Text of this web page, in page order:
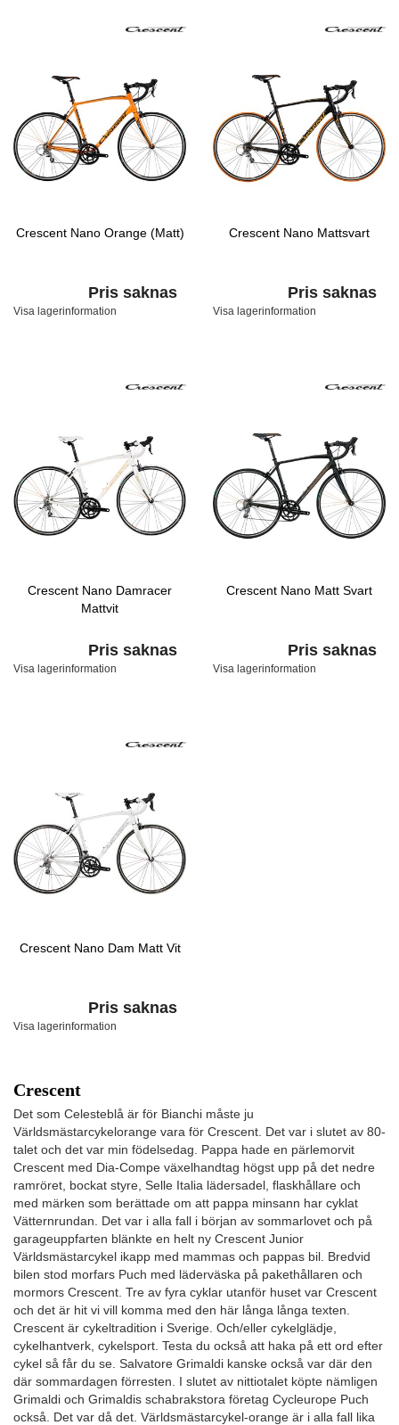
Crescent Nano Orange (Matt)
Pris saknas
Visa lagerinformation
Crescent Nano Mattsvart
Pris saknas
Visa lagerinformation
Crescent Nano Damracer
Mattvit
Pris saknas
Visa lagerinformation
Crescent Nano Matt Svart
Pris saknas
Visa lagerinformation
Crescent Nano Dam Matt Vit
Pris saknas
Visa lagerinformation
Crescent
Det som Celesteblå är för Bianchi måste ju
Världsmästarcykelorange vara för Crescent. Det var i slutet av 80-
talet och det var min födelsedag. Pappa hade en pärlemorvit
Crescent med Dia-Compe växelhandtag högst upp på det nedre
ramröret, bockat styre, Selle Italia lädersadel, flaskhållare och
med märken som berättade om att pappa minsann har cyklat
Vätternrundan. Det var i alla fall i början av sommarlovet och på
garageuppfarten blänkte en helt ny Crescent Junior
Världsmästarcykel ikapp med mammas och pappas bil. Bredvid
bilen stod morfars Puch med läderväska på pakethållaren och
mormors Crescent. Tre av fyra cyklar utanför huset var Crescent
och det är hit vi vill komma med den här långa långa texten.
Crescent är cykeltradition i Sverige. Och/eller cykelglädje,
cykelhantverk, cykelsport. Testa du också att haka på ett ord efter
cykel så får du se. Salvatore Grimaldi kanske också var där den
där sommardagen förresten. I slutet av nittiotalet köpte nämligen
Grimaldi och Grimaldis schabrakstora företag Cycleurope Puch
också. Det var då det. Världsmästarcykel-orange är i alla fall lika